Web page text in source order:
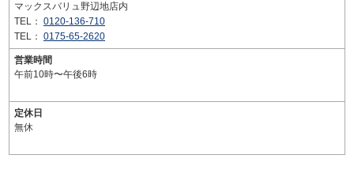
マックスバリュ野辺地店内
TEL： 0120-136-710
TEL： 0175-65-2620
営業時間
午前10時〜午後6時
定休日
無休